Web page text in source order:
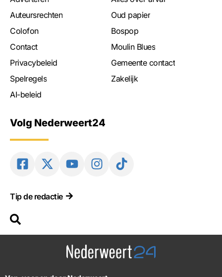
Auteursrechten
Colofon
Contact
Privacybeleid
Spelregels
AI-beleid
Oud papier
Bospop
Moulin Blues
Gemeente contact
Zakelijk
Volg Nederweert24
Tip de redactie